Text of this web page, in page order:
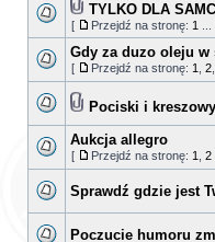
TYLKO DLA
[ Przejdź na stronę: 1
Gdy za duzo oleju w
[ Przejdź na stronę: 1 2
Pociski i
Aukcja allegro
[ Przejdź na stronę: 1 2
Sprawdź gdzie jest
Poczucie humoru